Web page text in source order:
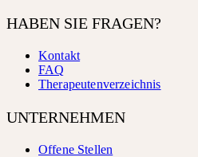
HABEN SIE FRAGEN?
Kontakt
FAQ
Therapeutenverzeichnis
UNTERNEHMEN
Offene Stellen